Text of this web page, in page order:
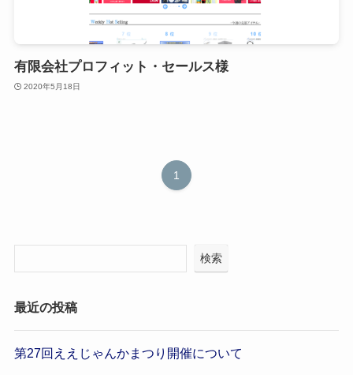
有限会社プロフィット・セールス様
2020年5月18日
1
検索
最近の投稿
第27回ええじゃんかまつり開催について